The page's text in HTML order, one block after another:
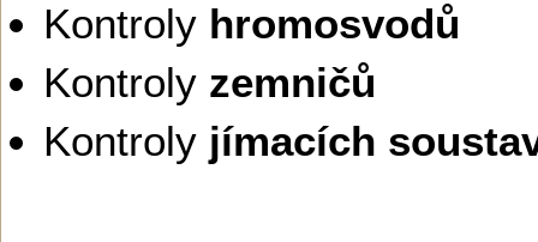
Kontroly hromosvodů
Kontroly zemničů
Kontroly jímacích